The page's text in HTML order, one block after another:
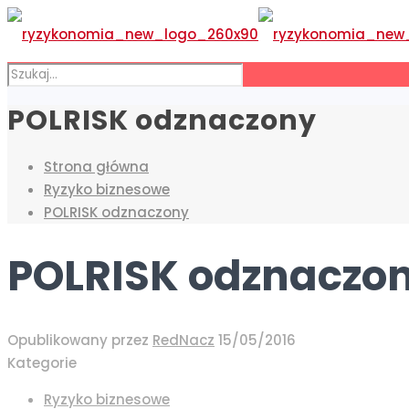
POLRISK odznaczony
Strona główna
Ryzyko biznesowe
POLRISK odznaczony
POLRISK
Opublikowany przez RedNacz 15/05/2016
Kategorie
Ryzyko biznesowe